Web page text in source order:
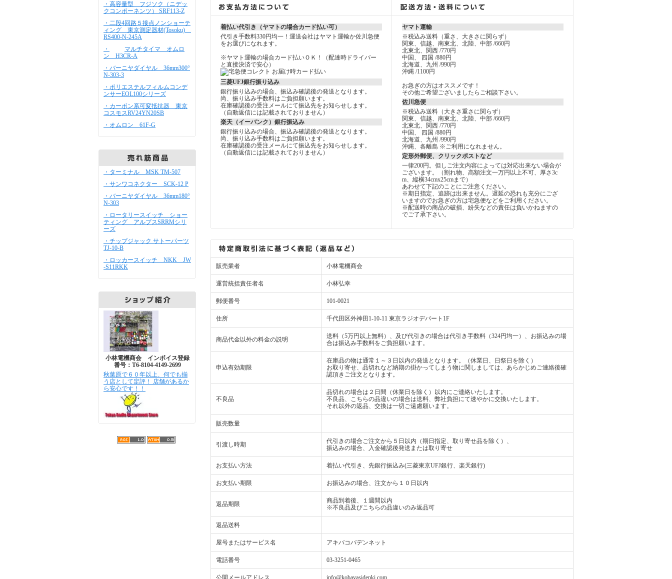
・高容量型 フジソク（ニデッ
クコンポーネンツ） SRF113-Z
・二段4回路５接点ノンショーテ
ィング 東京測定器材(Tosoku)
RS400-N-245A
・
マルチタイマ オムロ
ン H3CR-A
・バーニヤダイヤル 36mm300°
N-303-3
・ポリエステルフィルムコンデ
ンサーEOL100シリーズ
・カーボン系可変抵抗器 東京
コスモスRV24YN20SB
・オムロン 61F-G
・ターミナル MSK TM-507
・サンワコネクター SCK-12 P
・バーニヤダイヤル 36mm180°
N-303
・ロータリースイッチ ショー
ティング アルプスSRRMシリ
ーズ
・チップジャック サトーパーツ
TJ-10-B
・ロッカースイッチ NKK JW
-S11RKK
小林電機商会 インボイス登録
番号：T6-8104-4149-2699
秋葉原で６０年以上、何でも揃
う店として定評！ 店舗があるか
ら安心です！！
着払い代引き（ヤマトの場合カード払い可）
代引き手数料330円均一！運送会社はヤマト運輸か佐川急便
をお選びになれます。
※ヤマト運輸の場合カード払いＯＫ！（配達時ドライバー
と直接決済で安心）
三菱UFJ銀行振り込み
銀行振り込みの場合、振込み確認後の発送となります。
尚、振り込み手数料はご負担願います。
在庫確認後の受注メールにて振込先をお知らせします。
（自動返信には記載されておりません）
楽天（イーバンク）銀行振込み
銀行振り込みの場合、振込み確認後の発送となります。
尚、振り込み手数料はご負担願います。
在庫確認後の受注メールにて振込先をお知らせします。
（自動返信には記載されておりません）
ヤマト運輸
※税込み送料（重さ、大きさに関らず）
関東、信越、南東北、北陸、中部 /660円
北東北、関西 /770円
中国、 四国 /880円
北海道、九州 /990円
沖縄 /1100円
お急ぎの方はオススメです！
その他ご希望ございましたらご相談下さい。
佐川急便
※税込み送料（大きさ重さに関らず）
関東、信越、南東北、北陸、中部 /660円
北東北、関西 /770円
中国、 四国 /880円
北海道、九州 /990円
沖縄、各離島 ※ご利用になれません。
定形外郵便、クリックポストなど
一律200円。但しご注文内容によっては対応出来ない場合が
ございます。（割れ物、高額注文一万円以上不可、厚さ3c
m、縦横34cmx25cmまで）
あわせて下記のことにご注意ください。
※期日指定、追跡は出来ません。遅延の恐れも充分にござ
いますのでお急ぎの方は宅急便などをご利用ください。
※配送時の商品の破損、紛失などの責任は負いかねますの
でご了承下さい。
販売業者 小林電機商会
運営統括責任者名 小林弘幸
郵便番号 101-0021
住所 千代田区外神田1-10-11 東京ラジオデパート1F
商品代金以外の料金の説明
送料（5万円以上無料）、及び代引きの場合は代引き手数料（324円均一）、お振込みの場
合は振込み手数料をご負担願います。
申込有効期限
在庫品の物は通常１～３日以内の発送となります。（休業日、日祭日を除く）
お取り寄せ、品切れなど納期の掛かってしまう物に関しましては、あらかじめご連絡後確
認頂きご注文となります。
不良品
品切れの場合は２日間（休業日を除く）以内にご連絡いたします。
不良品、こちらの品違いの場合は送料、弊社負担にて速やかに交換いたします。
それ以外の返品、交換は一切ご遠慮願います。
販売数量
引渡し時期
代引きの場合ご注文から５日以内（期日指定、取り寄せ品を除く）、
振込みの場合、入金確認後発送または取り寄せ
お支払い方法 着払い代引き、先銀行振込み(三菱東京UFJ銀行、楽天銀行)
お支払い期限 お振込みの場合、注文から１０日以内
返品期限
商品到着後、１週間以内
※不良品及びこちらの品違いのみ返品可
返品送料
屋号またはサービス名 アキバコバデンネット
電話番号 03-3251-0465
公開メールアドレス info@kobayasidenki.com